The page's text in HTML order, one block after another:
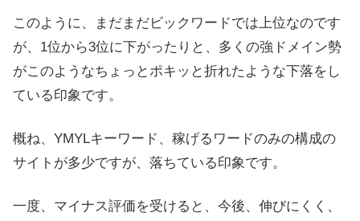
このように、まだまだビックワードでは上位なのです
が、1位から3位に下がったりと、多くの強ドメイン勢
がこのようなちょっとポキッと折れたような下落をし
ている印象です。
概ね、YMYLキーワード、稼げるワードのみの構成の
サイトが多少ですが、落ちている印象です。
一度、マイナス評価を受けると、今後、伸びにくく、